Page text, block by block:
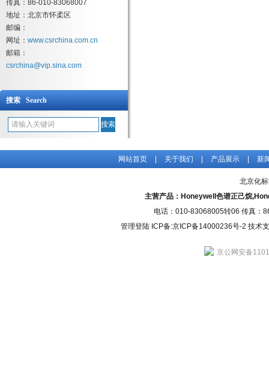
传真：86-010-83068007
地址：北京市怀柔区
邮编：
网址： www.csrchina.com.cn
邮箱：
csrchina@vip.sina.com
搜索 Search
网站首页 关于我们 产品展示 新
北京化
主营产品：Honeywell色谱正己烷
电话：010-83068005转06 传真：
管理登陆ICP备:京ICP备14000236号-2 技术
京公网安备